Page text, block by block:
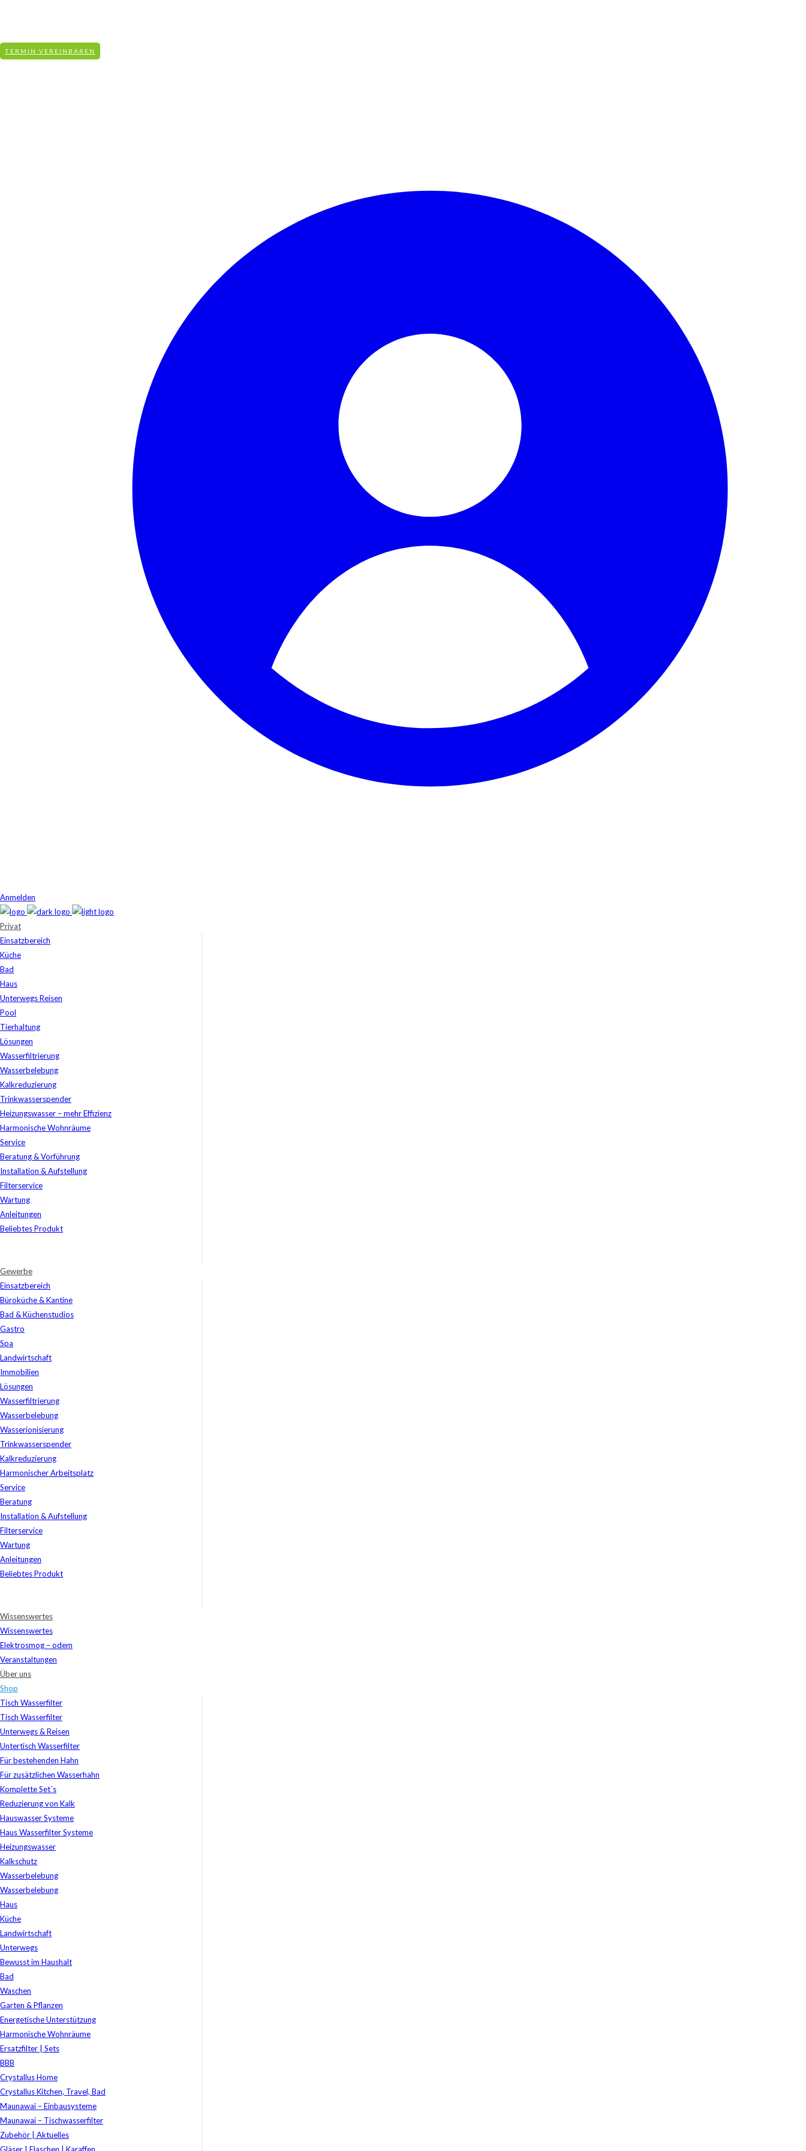
TERMIN VEREINBAREN
Anmelden
Privat
Einsatzbereich
Küche
Bad
Haus
Unterwegs Reisen
Pool
Tierhaltung
Lösungen
Wasserfiltrierung
Wasserbelebung
Kalkreduzierung
Trinkwasserspender
Heizungswasser – mehr Effizienz
Harmonische Wohnräume
Service
Beratung & Vorführung
Installation & Aufstellung
Filterservice
Wartung
Anleitungen
Beliebtes Produkt
Gewerbe
Einsatzbereich
Büroküche & Kantine
Bad & Küchenstudios
Gastro
Spa
Landwirtschaft
Immobilien
Lösungen
Wasserfiltrierung
Wasserbelebung
Wasserionisierung
Trinkwasserspender
Kalkreduzierung
Harmonischer Arbeitsplatz
Service
Beratung
Installation & Aufstellung
Filterservice
Wartung
Anleitungen
Beliebtes Produkt
Wissenswertes
Wissenswertes
Elektrosmog – odem
Veranstaltungen
Über uns
Shop
Tisch Wasserfilter
Tisch Wasserfilter
Unterwegs & Reisen
Untertisch Wasserfilter
Für bestehenden Hahn
Für zusätzlichen Wasserhahn
Komplette Set´s
Reduzierung von Kalk
Hauswasser Systeme
Haus Wasserfilter Systeme
Heizungswasser
Kalkschutz
Wasserbelebung
Wasserbelebung
Haus
Küche
Landwirtschaft
Unterwegs
Bewusst im Haushalt
Bad
Waschen
Garten & Pflanzen
Energetische Unterstützung
Harmonische Wohnräume
Ersatzfilter | Sets
BBB
Crystallus Home
Crystallus Kitchen, Travel, Bad
Maunawai – Einbausysteme
Maunawai – Tischwasserfilter
Zubehör | Aktuelles